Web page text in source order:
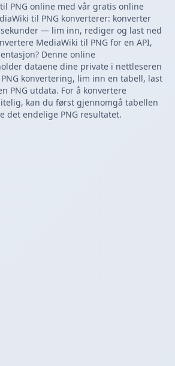
PNG online med vår gratis online
til PNG konverterer: konverter
sekunder — lim inn, rediger og last ned
MediaWiki til PNG for en API,
Denne online
dataene dine private i nettleseren
konvertering, lim inn en tabell, last
PNG utdata. For å konvertere
kan du først gjennomgå tabellen
det endelige PNG resultatet.